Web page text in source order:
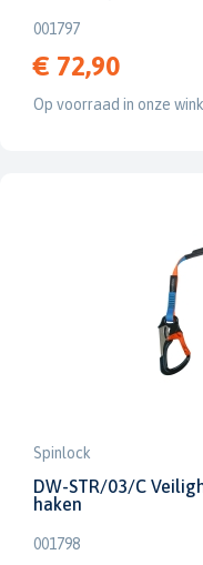
001797
€ 72,90
Op voorraad in onze
Spinlock
DW-STR/03/C
haken
001798